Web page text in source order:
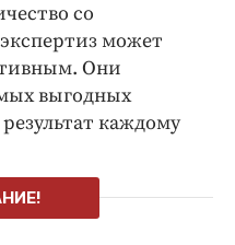
со
может
Они
выгодных
каждому